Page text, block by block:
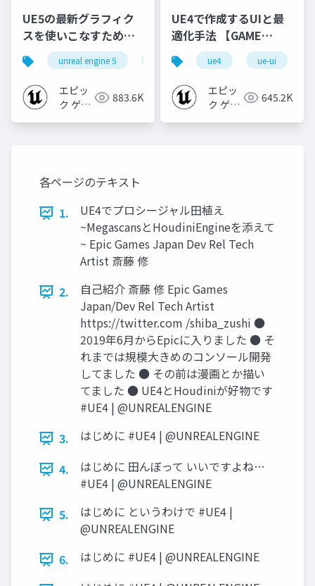
UE5の最新グラフィク
スを使いこなすための4
個の勘所
[CEDEC+KYUSHU
2023]
unreal engine 5 cedec cedec+kyushu
エピッ
ク ゲー
883.6K
UE4で作成するUIと最
適化手法 【GAME
CREATORS
CONFERENCE '20】
ue4 ue-ui
エピッ
ク ゲー
645.2K
各ページのテキスト
1.
UE4でプロシージャル田植え
~MegascansとHoudiniEngineを添えて
~ Epic Games Japan Dev Rel Tech
Artist 斎藤 修
2.
自己紹介 斎藤 修 Epic Games
Japan/Dev Rel Tech Artist
https://twitter.com /shiba_zushi ●
2019年6月からEpicに入りました ● そ
れまでは規模大きめのコンソール開発
してました ● その前は漫画とか描い
てました ● UE4とHoudiniが好物です
#UE4 | @UNREALENGINE
3.
はじめに #UE4 | @UNREALENGINE
4.
はじめに 田んぼって いいですよね…
#UE4 | @UNREALENGINE
5.
はじめに というわけで #UE4 |
@UNREALENGINE
6.
はじめに #UE4 | @UNREALENGINE